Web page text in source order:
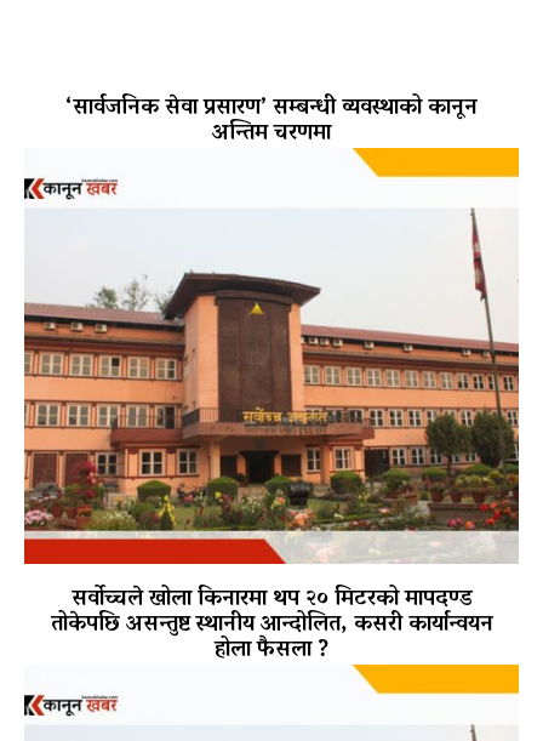
‘सार्वजनिक सेवा प्रसारण’ सम्बन्धी व्यवस्थाको कानून
अन्तिम चरणमा
सर्वोच्चले खोला किनारमा थप २० मिटरको मापदण्ड
तोकेपछि असन्तुष्ट स्थानीय आन्दोलित, कसरी कार्यान्वयन
होला फैसला ?